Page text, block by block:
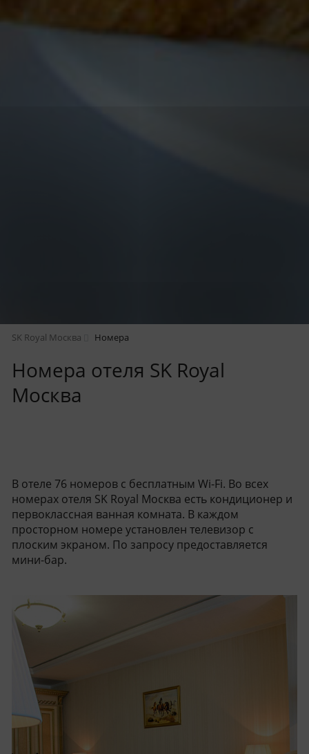
SK Royal Москва Номера
Номера отеля SK Royal
Москва
В отеле 76 номеров с бесплатным Wi-Fi. Во всех
номерах отеля SK Royal Москва есть кондиционер и
первоклассная ванная комната. В каждом
просторном номере установлен телевизор с
плоским экраном. По запросу предоставляется
мини-бар.